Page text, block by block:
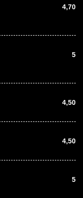
4,70
5
4,50
4,50
5